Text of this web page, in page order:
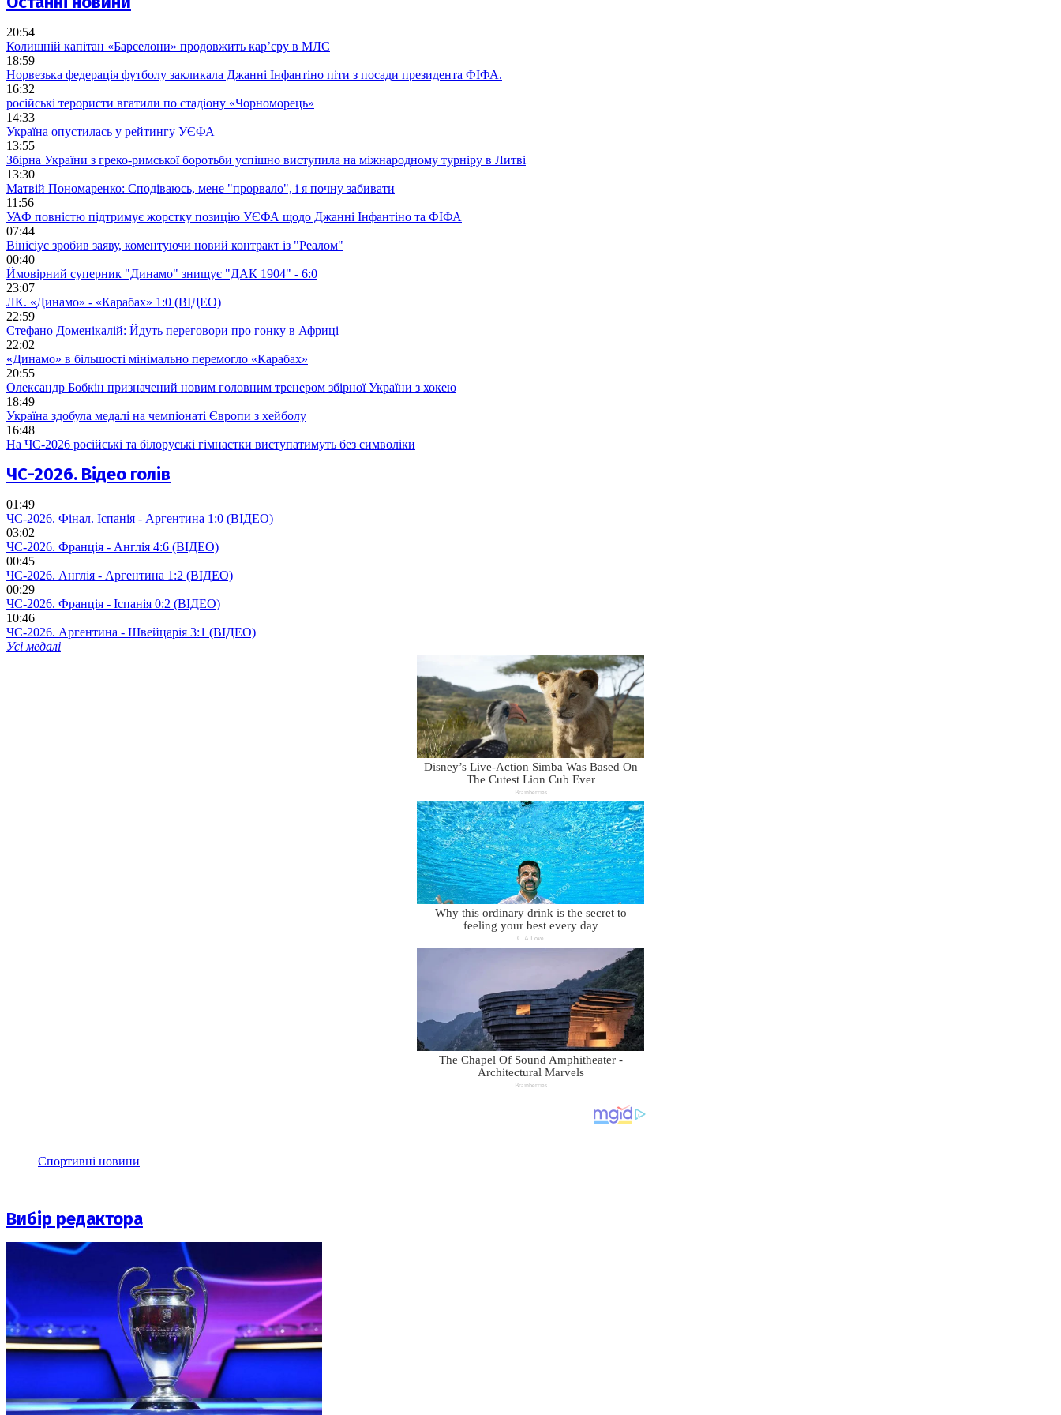
20:54
Колишній капітан «Барселони» продовжить кар’єру в МЛС
18:59
Норвезька федерація футболу закликала Джанні Інфантіно піти з посади президента ФІФА.
16:32
російські терористи вгатили по стадіону «Чорноморець»
14:33
Україна опустилась у рейтингу УЄФА
13:55
Збірна України з греко-римської боротьби успішно виступила на міжнародному турніру в Литві
13:30
Матвій Пономаренко: Сподіваюсь, мене "прорвало", і я почну забивати
11:56
УАФ повністю підтримує жорстку позицію УЄФА щодо Джанні Інфантіно та ФІФА
07:44
Вінісіус зробив заяву, коментуючи новий контракт із "Реалом"
00:40
Ймовірний суперник "Динамо" знищує "ДАК 1904" - 6:0
23:07
ЛК. «Динамо» - «Карабах» 1:0 (ВІДЕО)
22:59
Стефано Доменікалій: Йдуть переговори про гонку в Африці
22:02
«Динамо» в більшості мінімально перемогло «Карабах»
20:55
Олександр Бобкін призначений новим головним тренером збірної України з хокею
18:49
Україна здобула медалі на чемпіонаті Європи з хейболу
16:48
На ЧС-2026 російські та білоруські гімнастки виступатимуть без символіки
ЧС-2026. Відео голів
01:49
ЧС-2026. Фінал. Іспанія - Аргентина 1:0 (ВІДЕО)
03:02
ЧС-2026. Франція - Англія 4:6 (ВІДЕО)
00:45
ЧС-2026. Англія - Аргентина 1:2 (ВІДЕО)
00:29
ЧС-2026. Франція - Іспанія 0:2 (ВІДЕО)
10:46
ЧС-2026. Аргентина - Швейцарія 3:1 (ВІДЕО)
Усі медалі
Спортивні новини
Вибір редактора